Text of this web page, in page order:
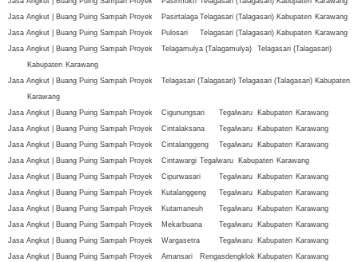
Jasa Angkut | Buang Puing Sampah Proyek
Pasirtalaga Telagasari (Talagasari) Kabupaten Karawang
Jasa Angkut | Buang Puing Sampah Proyek
Pulosari Telagasari (Talagasari) Kabupaten Karawang
Jasa Angkut | Buang Puing Sampah Proyek
Telagamulya (Talagamulya)
Telagasari (Talagasari)
Kabupaten Karawang
Jasa Angkut | Buang Puing Sampah Proyek
Telagasari (Talagasari) Telagasari (Talagasari) Kabupaten
Karawang
Jasa Angkut | Buang Puing Sampah Proyek
Cigunungsari Tegalwaru Kabupaten Karawang
Jasa Angkut | Buang Puing Sampah Proyek
Cintalaksana Tegalwaru Kabupaten Karawang
Jasa Angkut | Buang Puing Sampah Proyek
Cintalanggeng Tegalwaru Kabupaten Karawang
Jasa Angkut | Buang Puing Sampah Proyek
Cintawargi Tegalwaru Kabupaten Karawang
Jasa Angkut | Buang Puing Sampah Proyek
Cipurwasari Tegalwaru Kabupaten Karawang
Jasa Angkut | Buang Puing Sampah Proyek
Kutalanggeng Tegalwaru Kabupaten Karawang
Jasa Angkut | Buang Puing Sampah Proyek
Kutamaneuh Tegalwaru Kabupaten Karawang
Jasa Angkut | Buang Puing Sampah Proyek
Mekarbuana Tegalwaru Kabupaten Karawang
Jasa Angkut | Buang Puing Sampah Proyek
Wargasetra Tegalwaru Kabupaten Karawang
Jasa Angkut | Buang Puing Sampah Proyek
Amansari Rengasdengklok Kabupaten Karawang